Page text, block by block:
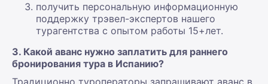
получить персональную информационную
поддержку трэвел-экспертов нашего
турагентства с опытом работы 15+лет.
3. Какой аванс нужно заплатить для раннего
бронирования тура в Испанию?
Традиционно туроператоры запрашивают аванс в